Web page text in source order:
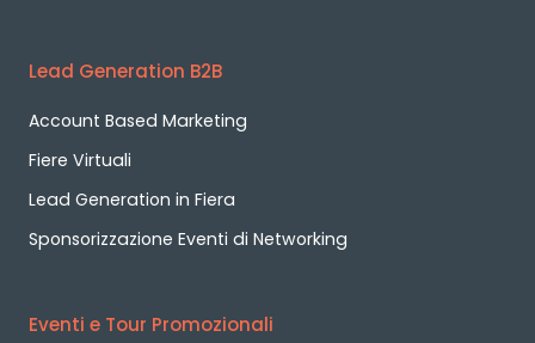
Lead Generation B2B
Account Based Marketing
Fiere Virtuali
Lead Generation in Fiera
Sponsorizzazione Eventi di Networking
Eventi e Tour Promozionali